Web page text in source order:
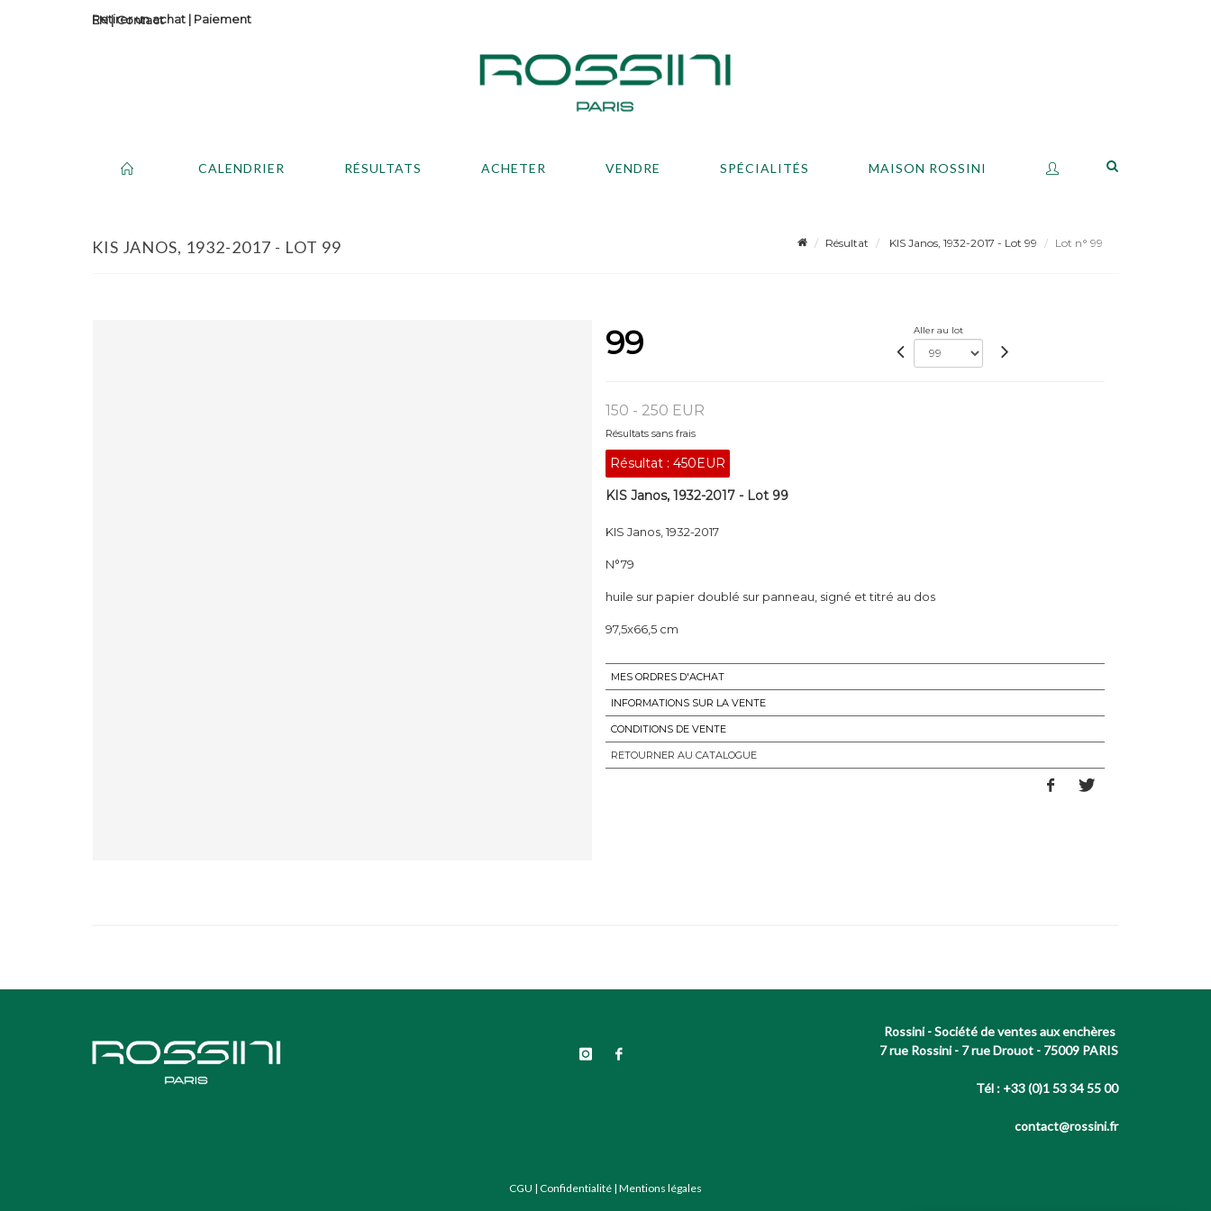
Contact
Retirer un achat | Paiement
CALENDRIER RÉSULTATS ACHETER VENDRE SPÉCIALITÉS MAISON ROSSINI
KIS JANOS, 1932-2017 - LOT 99 Résultat KIS Janos, 1932-2017 - Lot 99 Lot n° 99
99 Aller au lot
150 - 250 EUR
Résultats sans frais
Résultat : 450EUR
KIS Janos, 1932-2017 - Lot 99
KIS Janos, 1932-2017
N°79
huile sur papier doublé sur panneau, signé et titré au dos
97,5x66,5 cm
MES ORDRES D'ACHAT
INFORMATIONS SUR LA VENTE
CONDITIONS DE VENTE
RETOURNER AU CATALOGUE
Rossini - Société de ventes aux enchères
7 rue Rossini - 7 rue Drouot - 75009 PARIS
Tél : +33 (0)1 53 34 55 00
contact@rossini.fr
CGU | Confidentialité | Mentions légales